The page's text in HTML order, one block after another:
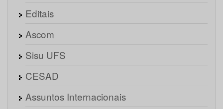
Editais
Ascom
Sisu UFS
CESAD
Assuntos Internacionais